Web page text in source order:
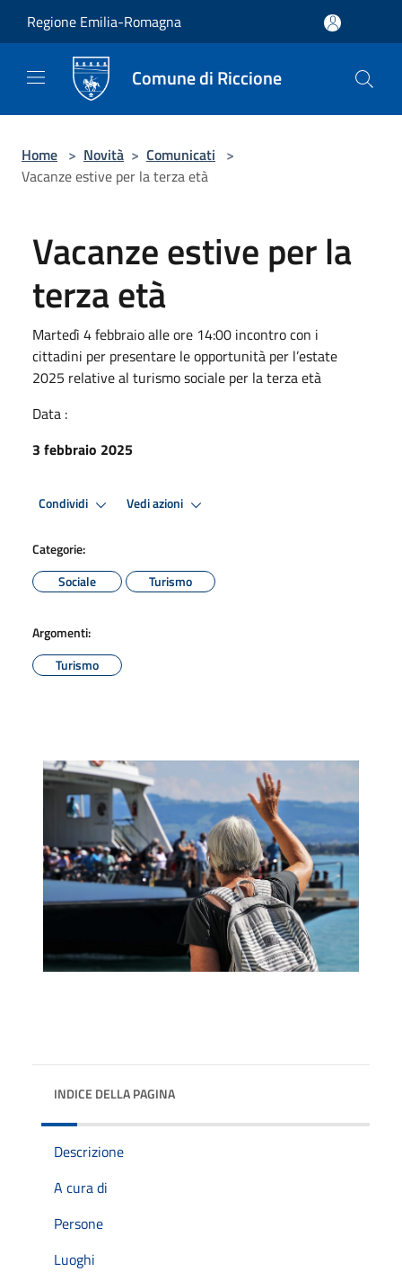
Regione Emilia-Romagna
Comune di Riccione
Home > Novità > Comunicati >
Vacanze estive per la terza età
Vacanze estive per la
terza età
Martedì 4 febbraio alle ore 14:00 incontro con i
cittadini per presentare le opportunità per l’estate
2025 relative al turismo sociale per la terza età
Data :
3 febbraio 2025
Condividi Vedi azioni
Categorie:
Sociale
Turismo
Argomenti:
Turismo
INDICE DELLA PAGINA
Descrizione
A cura di
Persone
Luoghi